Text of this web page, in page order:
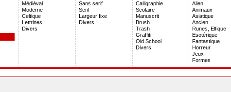
Médiéval
Moderne
Celtique
Lettrines
Divers
Sans serif
Serif
Largeur fixe
Divers
Calligraphie
Scolaire
Manuscrit
Brush
Trash
Graffiti
Old School
Divers
Alien
Animaux
Asiatique
Ancien
Runes, Elfique
Esotérique
Fantastique
Horreur
Jeux
Formes